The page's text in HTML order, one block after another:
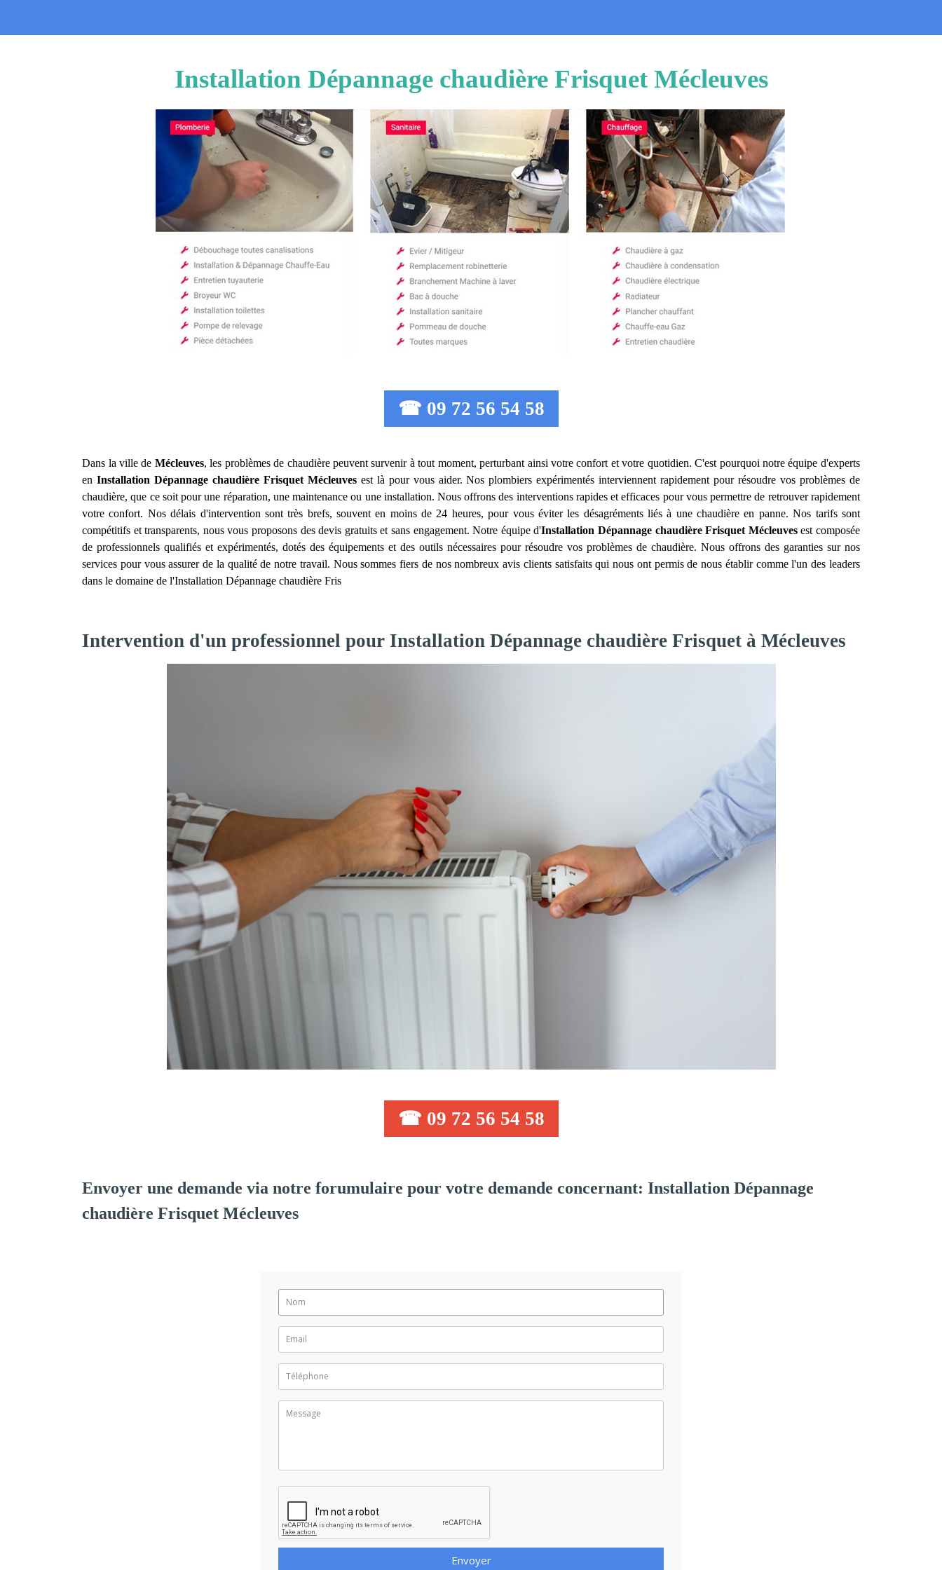
Installation Dépannage chaudière Frisquet Mécleuves
☎ 09 72 56 54 58
Dans la ville de Mécleuves, les problèmes de chaudière peuvent survenir à tout moment, perturbant ainsi votre confort et votre quotidien. C'est pourquoi notre équipe d'experts
enInstallation Dépannage chaudière Frisquet Mécleuvesest là pour vous aider. Nos plombiers expérimentés interviennent rapidement pour résoudre vos problèmes de
chaudière, que ce soit pour une réparation, une maintenance ou une installation. Nous offrons des interventions rapides et efficaces pour vous permettre de retrouver rapidement
votre confort. Nos délais d'intervention sont très brefs, souvent en moins de 24 heures, pour vous éviter les désagréments liés à une chaudière en panne. Nos tarifs sont
compétitifs et transparents, nous vous proposons des devis gratuits et sans engagement. Notre équipe d'Installation Dépannage chaudière Frisquet Mécleuvesest composée
de professionnels qualifiés et expérimentés, dotés des équipements et des outils nécessaires pour résoudre vos problèmes de chaudière. Nous offrons des garanties sur nos
services pour vous assurer de la qualité de notre travail. Nous sommes fiers de nos nombreux avis clients satisfaits qui nous ont permis de nous établir comme l'un des leaders
dans le domaine de l'Installation Dépannage chaudière Fris
Intervention d'un professionnel pour Installation Dépannage chaudière Frisquet à Mécleuves
☎ 09 72 56 54 58
Envoyer une demande via notre forumulaire pour votre demande concernant: Installation Dépannage
chaudière Frisquet Mécleuves
Envoyer